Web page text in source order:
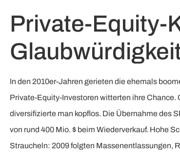
Private-Equity-
In den 2010er-Jahren gerieten die ehemals
Private-Equity-Investoren witterten ihre
diversifizierte man kopflos. Die Übernahme des
von rund 400 Mio. $ beim Wiederverkauf. Hohe
Straucheln: 2009 folgten Massenentlassungen,